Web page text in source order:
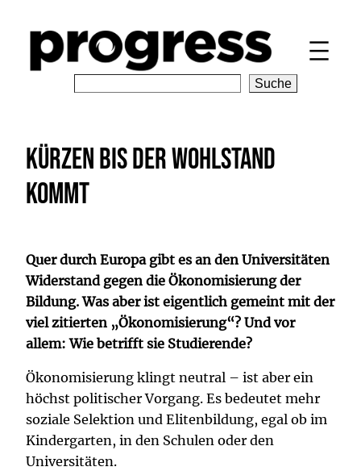
Inhalt
springen
c
h
Suche
Kürzen bis der Wohlstand
kommt
Quer durch Europa gibt es an den Universitäten
Widerstand gegen die Ökonomisierung der
Bildung. Was aber ist eigentlich gemeint mit der
viel zitierten „Ökonomisierung“? Und vor
allem: Wie betrifft sie Studierende?
Ökonomisierung klingt neutral – ist aber ein
höchst politischer Vorgang. Es bedeutet mehr
soziale Selektion und Elitenbildung, egal ob im
Kindergarten, in den Schulen oder den
Universitäten.